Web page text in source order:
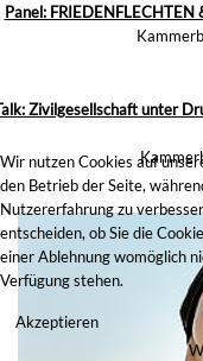
Panel:
Zivilgesellschaft unter
Wir nutzen Cookies auf
den Betrieb der Seite,
Nutzererfahrung zu
entscheiden, ob Sie die
einer Ablehnung womöglich
Verfügung stehen.
Akzeptieren